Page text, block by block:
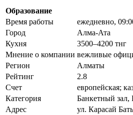
Образование
Время работы
ежедневно,
Город
Алма-Ата
Кухня
3500–4200 тнг
Мнение о компании вежливые
Регион
Алматы
Рейтинг
2.8
Счет
европейская;
Категория
Банкетный зал,
Адрес
ул. Карасай